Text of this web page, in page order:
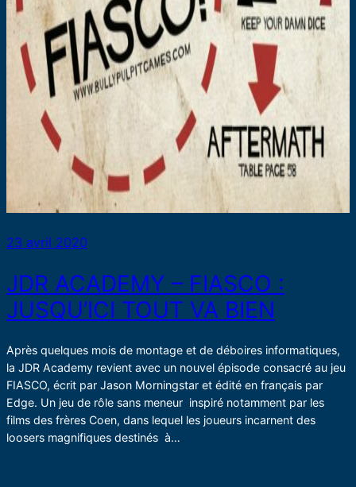
23 avril 2020
JDR ACADEMY – FIASCO :
JUSQU’ICI TOUT VA BIEN
Après quelques mois de montage et de déboires informatiques,
la JDR Academy revient avec un nouvel épisode consacré au jeu
FIASCO, écrit par Jason Morningstar et édité en français par
Edge. Un jeu de rôle sans meneur inspiré notamment par les
films des frères Coen, dans lequel les joueurs incarnent des
loosers magnifiques destinés à…